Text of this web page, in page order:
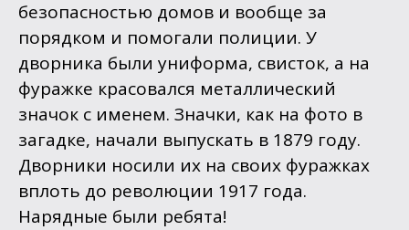
безопасностью домов и вообще за
порядком и помогали полиции. У
дворника были униформа, свисток, а на
фуражке красовался металлический
значок с именем. Значки, как на фото в
загадке, начали выпускать в 1879 году.
Дворники носили их на своих фуражках
вплоть до революции 1917 года.
Нарядные были ребята!